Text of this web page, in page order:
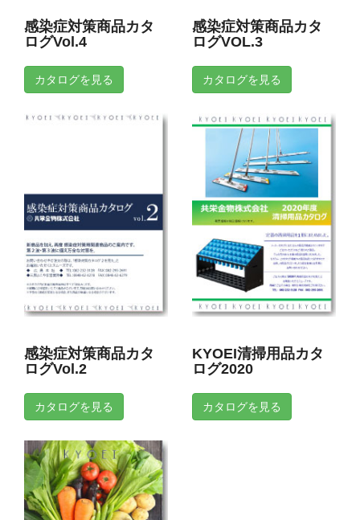
感染症対策商品カタ
ログVol.4
カタログを見る
感染症対策商品カタ
ログVOL.3
カタログを見る
感染症対策商品カタ
ログVol.2
カタログを見る
KYOEI清掃用品カタ
ログ2020
カタログを見る